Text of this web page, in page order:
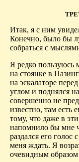
Итак, я с ним
Конечно, было бы
собраться с
Я редко пользуюсь
на стоянке в
на эскалаторе
углом и поднялся
совершенно не
известно, там есть
тому, что даже в
напомнило бы мне
раздался его голос
меня ждать. Я
очевидным образом